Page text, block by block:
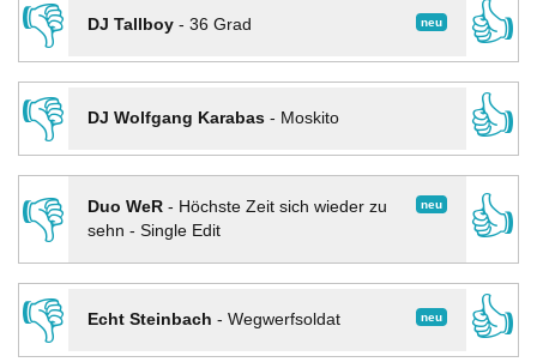
👎 neu
DJ Tallboy- 36 Grad
👍
👎
DJ Wolfgang Karabas- Moskito
👍
👎
neu
Duo WeR- Höchste Zeit sich wieder zu
sehn - Single Edit
👍
👎
neu
Echt Steinbach - Wegwerfsoldat
👍